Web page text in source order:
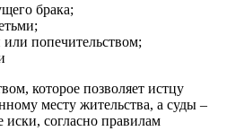
брака;
попечительством;
которое позволяет истцу
месту жительства, а суды –
иски, согласно правилам